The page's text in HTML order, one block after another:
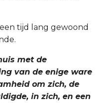
tijd lang gewoond
met de
van de enige ware
om zich, de
in zich, en een